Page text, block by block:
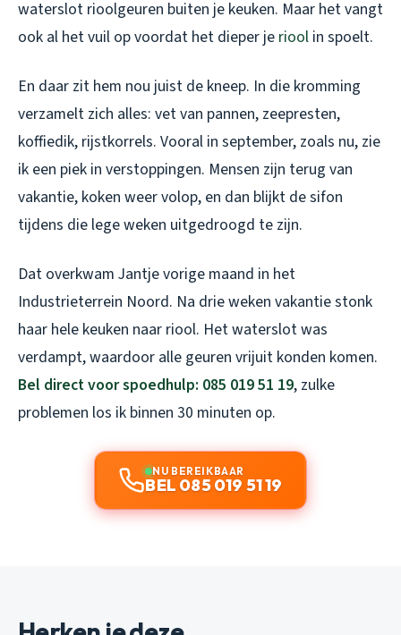
waterslot rioolgeuren buiten je keuken. Maar het vangt
ook al het vuil op voordat het dieper je riool in spoelt.
En daar zit hem nou juist de kneep. In die kromming
verzamelt zich alles: vet van pannen, zeepresten,
koffiedik, rijstkorrels. Vooral in september, zoals nu, zie
ik een piek in verstoppingen. Mensen zijn terug van
vakantie, koken weer volop, en dan blijkt de sifon
tijdens die lege weken uitgedroogd te zijn.
Dat overkwam Jantje vorige maand in het
Industrieterrein Noord. Na drie weken vakantie stonk
haar hele keuken naar riool. Het waterslot was
verdampt, waardoor alle geuren vrijuit konden komen.
Bel direct voor spoedhulp: 085 019 51 19, zulke
problemen los ik binnen 30 minuten op.
NU BEREIKBAAR
BEL 085 019 51 19